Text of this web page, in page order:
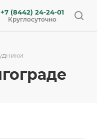
+7 (8442) 24-24-01
Круглосуточно